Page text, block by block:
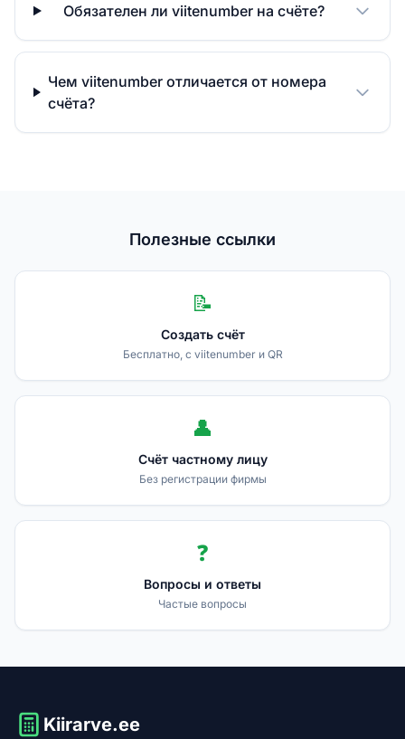
Обязателен ли viitenumber на счëте?
Чем viitenumber отличается от номера
счëта?
Полезные ссылки
📝
Создать счëт
Бесплатно, с viitenumber и QR
👤
Счëт частному лицу
Без регистрации фирмы
❓
Вопросы и ответы
Частые вопросы
Kiirarve.ee